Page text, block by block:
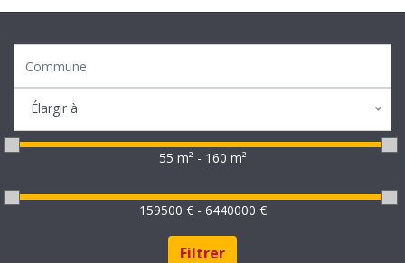
Élargir à
55 m² - 160 m²
159500 € - 6440000 €
Filtrer